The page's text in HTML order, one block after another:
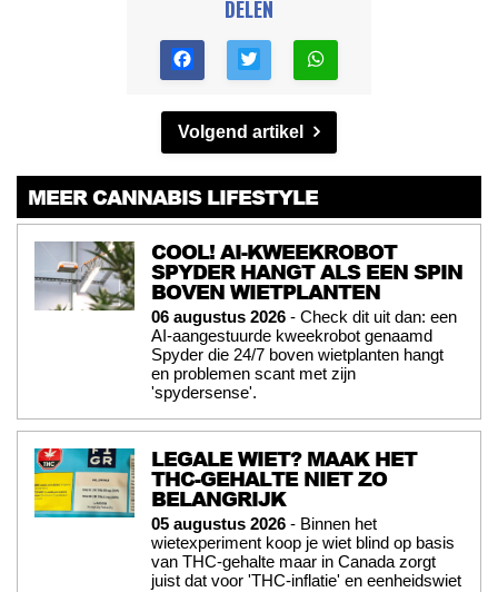
DELEN
Volgend artikel
MEER CANNABIS LIFESTYLE
COOL! AI-KWEEKROBOT
SPYDER HANGT ALS EEN SPIN
BOVEN WIETPLANTEN
06 augustus 2026 - Check dit uit dan: een
AI-aangestuurde kweekrobot genaamd
Spyder die 24/7 boven wietplanten hangt
en problemen scant met zijn
'spydersense'.
LEGALE WIET? MAAK HET
THC-GEHALTE NIET ZO
BELANGRIJK
05 augustus 2026 - Binnen het
wietexperiment koop je wiet blind op basis
van THC-gehalte maar in Canada zorgt
juist dat voor 'THC-inflatie' en eenheidswiet